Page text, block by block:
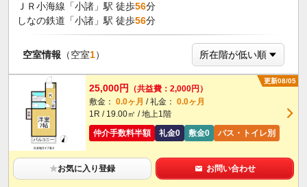
ＪＲ小海線「小諸」駅 徒歩56分
しなの鉄道「小諸」駅 徒歩56分
空室情報 （空室1）
更新08/05
25,000円
（共益費：2,000円）
敷金： 0.0ヶ月 / 礼金： 0.0ヶ月
1R / 19.00㎡ / 地上1階
仲介手数料半額
礼金0 敷金0 バス・トイレ別
★お気に入り登録 お問い合わせ